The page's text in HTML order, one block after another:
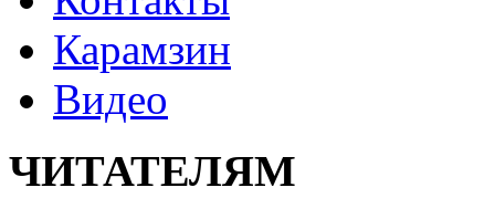
Карамзин
Видео
ЧИТАТЕЛЯМ